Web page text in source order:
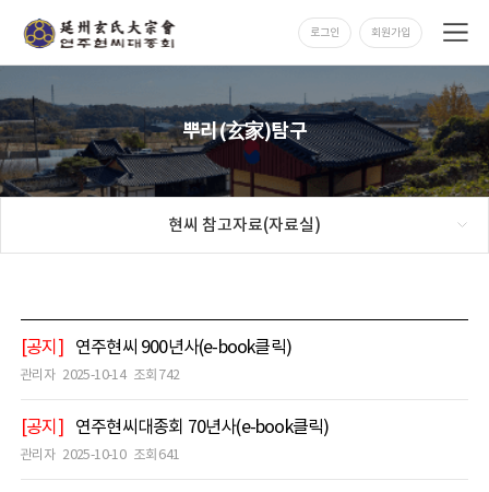
로그인 회원가입
뿌리(玄家)탐구
현씨 참고자료(자료실)
[공지] 연주현씨 900년사(e-book클릭)
관리자 2025-10-14 조회 742
[공지] 연주현씨대종회 70년사(e-book클릭)
관리자 2025-10-10 조회 641